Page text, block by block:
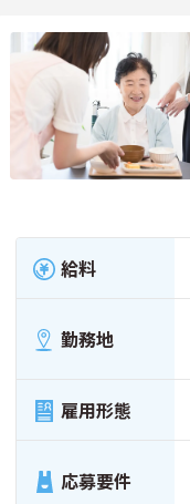
給料
勤務地
雇用形態
応募要件